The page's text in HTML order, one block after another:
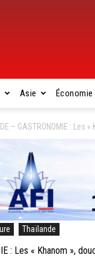
Asie Économie
– GASTRONOMIE :
Thaïlande
: Les « Khanom »,